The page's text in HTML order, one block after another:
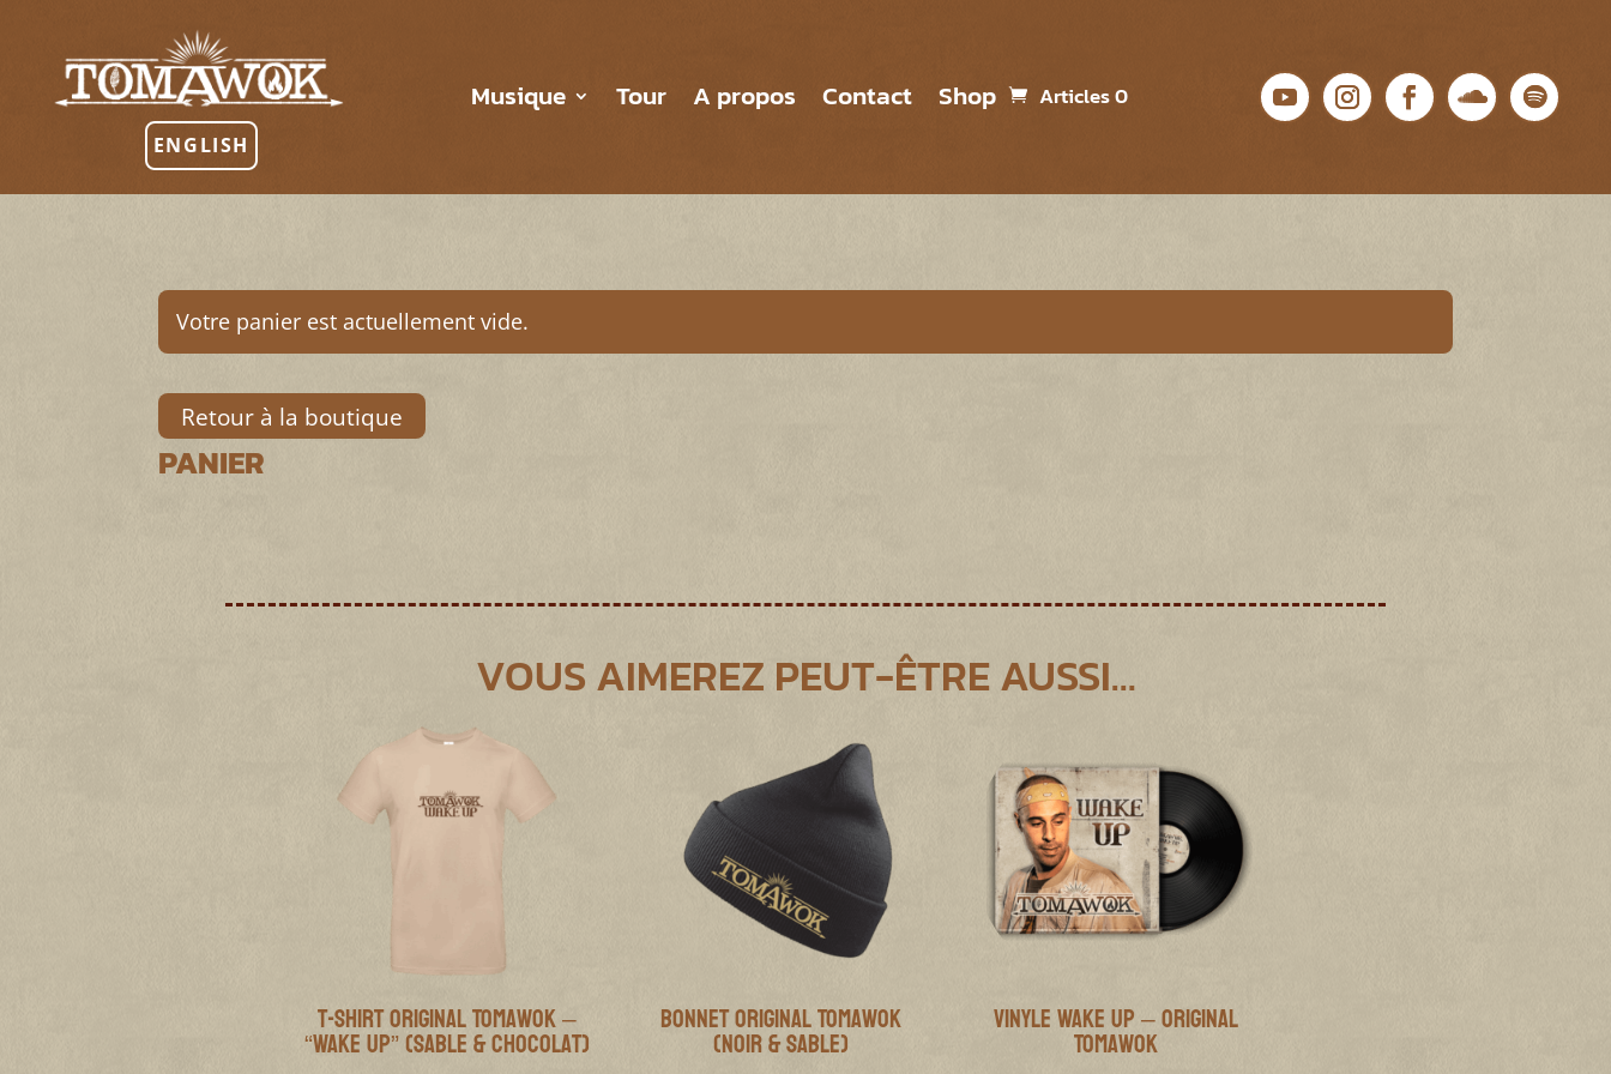
ENGLISH
Musique Tour A propos Contact Shop Articles 0
Votre panier est actuellement vide.
Retour à la boutique
PANIER
VOUS AIMEREZ PEUT-ÊTRE AUSSI…
T-shirt Original Tomawok –
“Wake Up” (Sable & Chocolat)
Bonnet Original Tomawok
(Noir & Sable)
Vinyle Wake Up – Original
Tomawok